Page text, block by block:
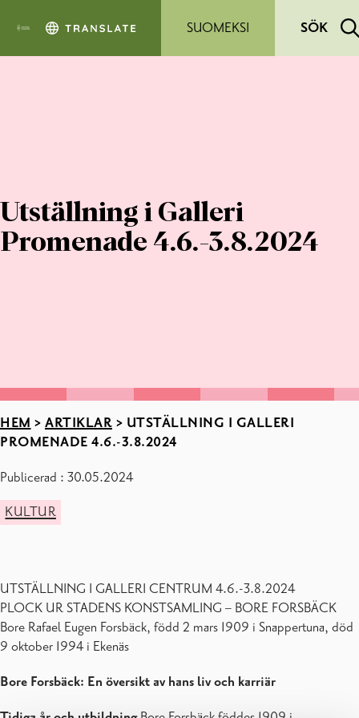
SUOMEKSI
SÖK
Utställning i Galleri
Promenade 4.6.-3.8.2024
HEM > ARTIKLAR > UTSTÄLLNING I GALLERI
PROMENADE 4.6.-3.8.2024
Publicerad : 30.05.2024
KULTUR
UTSTÄLLNING I GALLERI CENTRUM 4.6.-3.8.2024
PLOCK UR STADENS KONSTSAMLING – BORE FORSBÄCK
Bore Rafael Eugen Forsbäck, född 2 mars 1909 i Snappertuna, död
9 oktober 1994 i Ekenäs
Bore Forsbäck: En översikt av hans liv och karriär